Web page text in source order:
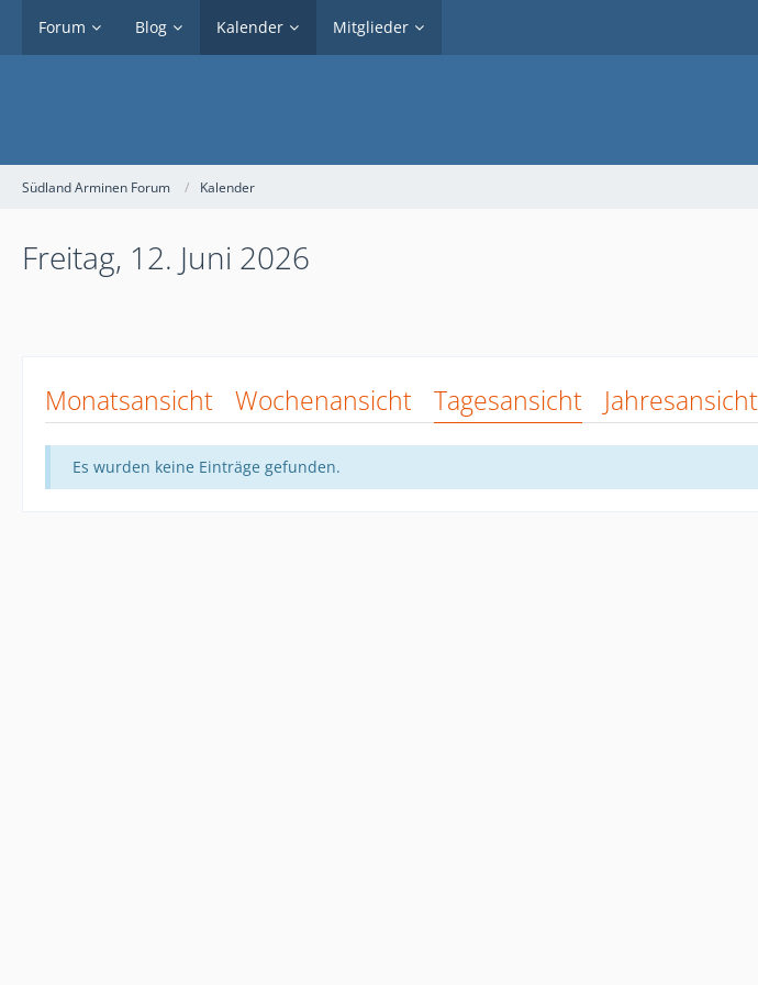
Forum Blog Kalender Mitglieder
Südland Arminen Forum Kalender
Freitag, 12. Juni 2026
Monatsansicht Wochenansicht Tagesansicht Jahresansicht
Es wurden keine Einträge gefunden.